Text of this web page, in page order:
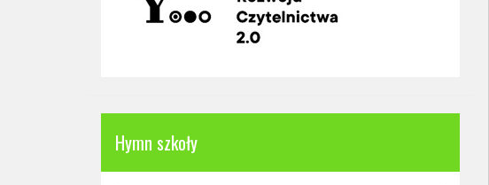
Hymn szkoły